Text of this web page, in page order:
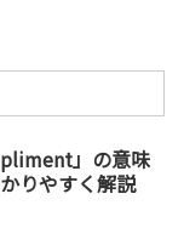
」の意味
りやすく解説